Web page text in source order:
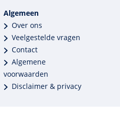
Algemeen
Over ons
Veelgestelde vragen
Contact
Algemene
voorwaarden
Disclaimer & privacy